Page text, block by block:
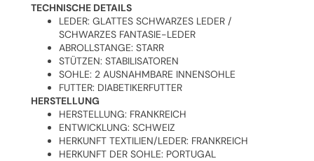
TECHNISCHE DETAILS
LEDER: GLATTES SCHWARZES LEDER /
SCHWARZES FANTASIE-LEDER
ABROLLSTANGE: STARR
STÜTZEN: STABILISATOREN
SOHLE: 2 AUSNAHMBARE INNENSOHLE
FUTTER: DIABETIKERFUTTER
HERSTELLUNG
HERSTELLUNG: FRANKREICH
ENTWICKLUNG: SCHWEIZ
HERKUNFT TEXTILIEN/LEDER: FRANKREICH
HERKUNFT DER SOHLE: PORTUGAL